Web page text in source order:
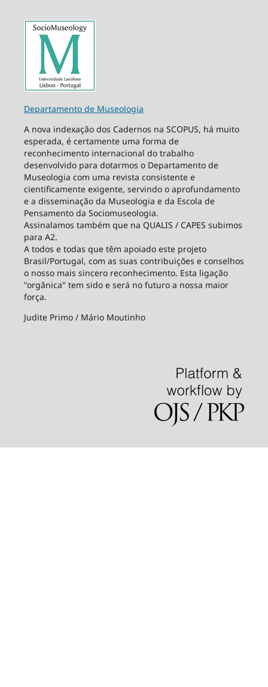
Departamento de Museologia
A nova indexação dos Cadernos na SCOPUS, há muito
esperada, é certamente uma forma de
reconhecimento internacional do trabalho
desenvolvido para dotarmos o Departamento de
Museologia com uma revista consistente e
cientificamente exigente, servindo o aprofundamento
e a disseminação da Museologia e da Escola de
Pensamento da Sociomuseologia.
Assinalamos também que na QUALIS / CAPES subimos
para A2.
A todos e todas que têm apoiado este projeto
Brasil/Portugal, com as suas contribuições e conselhos
o nosso mais sincero reconhecimento. Esta ligação
"orgânica" tem sido e será no futuro a nossa maior
força.
Judite Primo / Mário Moutinho